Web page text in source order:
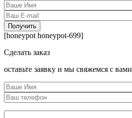
[honeypot honeypot-699]
Сделать заказ
оcтавьте заявку и мы свяжемся с вами